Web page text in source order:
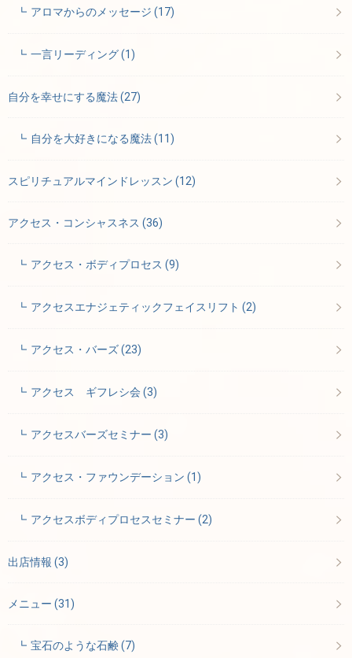
アロマからのメッセージ(17)
一言リーディング(1)
自分を幸せにする魔法(27)
自分を大好きになる魔法(11)
スピリチュアルマインドレッスン (12)
アクセス・コンシャスネス (36)
アクセス・ボディプロセス(9)
アクセスエナジェティックフェイスリフト(2)
アクセス・バーズ(23)
アクセス ギフレシ会(3)
アクセスバーズセミナー(3)
アクセス・ファウンデーション(1)
アクセスボディプロセスセミナー(2)
出店情報 (3)
メニュー (31)
宝石のような石鹸(7)